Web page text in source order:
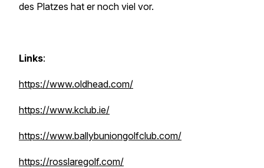
des Platzes hat er noch viel vor.
Links:
https://www.oldhead.com/
https://www.kclub.ie/
https://www.ballybuniongolfclub.com/
https://rosslaregolf.com/